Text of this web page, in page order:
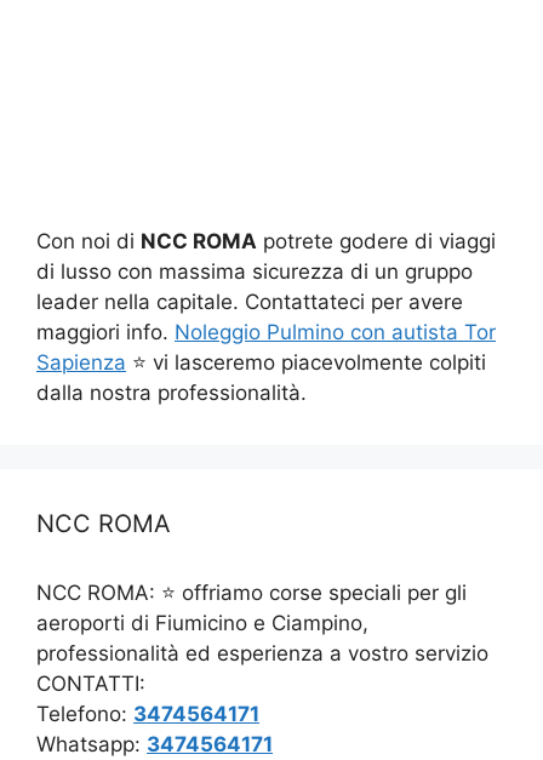
Con noi di NCC ROMA potrete godere di viaggi
di lusso con massima sicurezza di un gruppo
leader nella capitale. Contattateci per avere
maggiori info. Noleggio Pulmino con autista Tor
Sapienza ⭐ vi lasceremo piacevolmente colpiti
dalla nostra professionalità.
NCC ROMA
NCC ROMA: ⭐ offriamo corse speciali per gli
aeroporti di Fiumicino e Ciampino,
professionalità ed esperienza a vostro servizio
CONTATTI:
Telefono: 3474564171
Whatsapp: 3474564171